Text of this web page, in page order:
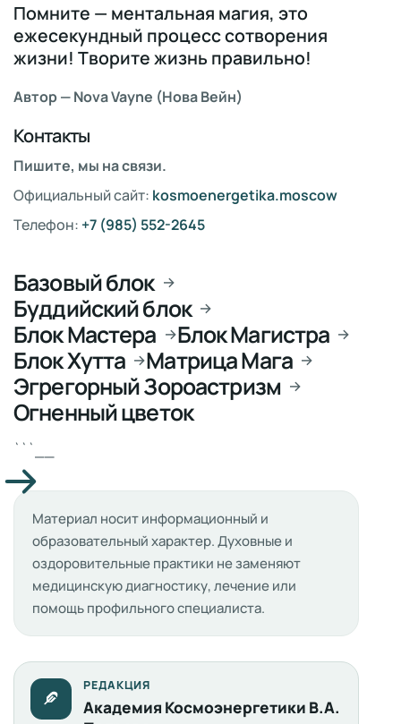
Помните — ментальная магия, это
ежесекундный процесс сотворения
жизни! Творите жизнь правильно!
Автор — Nova Vayne (Нова Вейн)
Контакты
Пишите, мы на связи.
Официальный сайт: kosmoenergetika.moscow
Телефон: +7 (985) 552-2645
Базовый блок →
Буддийский блок →
Блок Мастера →Блок Магистра →
Блок Хутта →Матрица Мага →
Эгрегорный Зороастризм →
Огненный цветок
```__
Материал носит информационный и
образовательный характер. Духовные и
оздоровительные практики не заменяют
медицинскую диагностику, лечение или
помощь профильного специалиста.
РЕДАКЦИЯ
Академия Космоэнергетики В.А.